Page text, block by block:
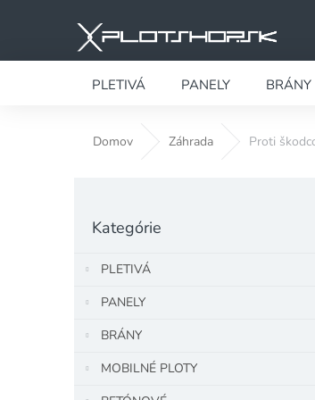
PLETIVÁ PANELY BRÁNY
Domov Záhrada Proti
kategórie
Kategórie
PLETIVÁ
PANELY
BRÁNY
MOBILNÉ PLOTY